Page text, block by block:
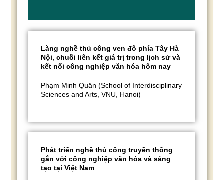
Làng nghề thủ công ven đô phía Tây Hà
Nội, chuỗi liên kết giá trị trong lịch sử và
kết nối công nghiệp văn hóa hôm nay
Phạm Minh Quân (School of Interdisciplinary
Sciences and Arts, VNU, Hanoi)
Phát triển nghề thủ công truyền thống
gắn với công nghiệp văn hóa và sáng
tạo tại Việt Nam